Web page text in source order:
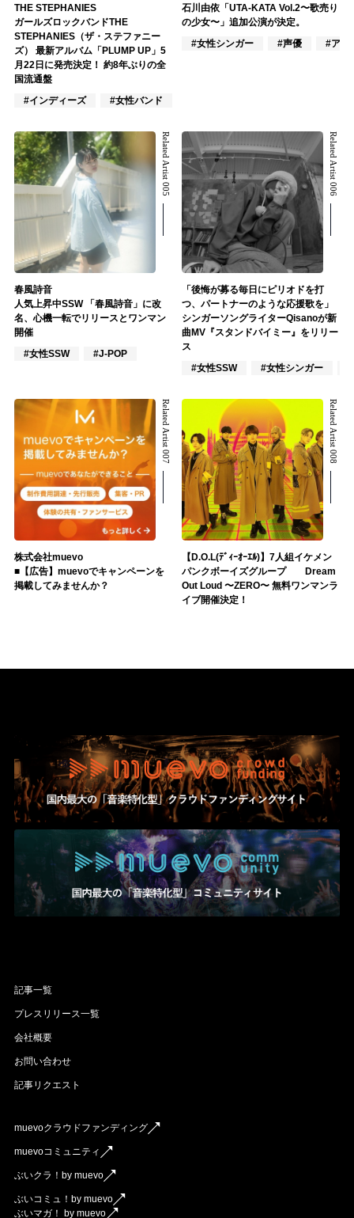
THE STEPHANIES
ガールズロックバンドTHE
STEPHANIES（ザ・ステファニー
ズ） 最新アルバム「PLUMP UP」5
月22日に発売決定！ 約8年ぶりの全
国流通盤
#インディーズ
#女性バンド
石川由依「UTA-KATA Vol.2〜歌売り
の少女〜」追加公演が決定。
#女性シンガー
#声優 #アニ
Related Artist 005
春風詩音
人気上昇中SSW 「春風詩音」に改
名、心機一転でリリースとワンマン
開催
#女性SSW
#J-POP
Related Artist 006
「後悔が募る毎日にピリオドを打
つ、パートナーのような応援歌を」
シンガーソングライターQisanoが新
曲MV『スタンドバイミー』をリリー
ス
#女性SSW
#女性シンガー
Related Artist 007
株式会社muevo
■【広告】muevoでキャンペーンを
掲載してみませんか？
Related Artist 008
【D.O.L(ﾃﾞｨｰｵｰｴﾙ)】7人組イケメン
パンクボーイズグループ Dream
Out Loud 〜ZERO〜 無料ワンマンラ
イブ開催決定！
記事一覧
プレスリリース一覧
会社概要
お問い合わせ
記事リクエスト
muevoクラウドファンディング
muevoコミュニティ
ぶいクラ！by muevo
ぶいコミュ！by muevo
ぶいマガ！ by muevo